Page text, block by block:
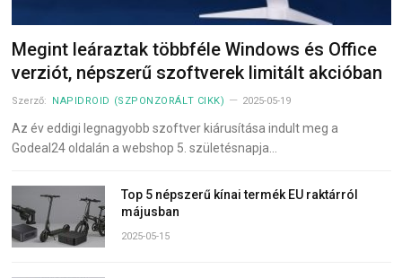
Megint leáraztak többféle Windows és Office
verziót, népszerű szoftverek limitált akcióban
Szerző: NAPIDROID (SZPONZORÁLT CIKK) 2025-05-19
Az év eddigi legnagyobb szoftver kiárusítása indult meg a
Godeal24 oldalán a webshop 5. születésnapja…
Top 5 népszerű kínai termék EU raktárról
májusban
2025-05-15